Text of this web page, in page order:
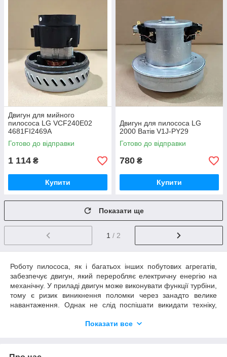
Двигун для мийного
пилососа LG VCF240E02
4681FI2469A
Готово до відправки
1 114 ₴
Купити
Двигун для пилососа LG
2000 Ватів V1J-PY29
Готово до відправки
780 ₴
Купити
Показати ще
1 / 2
Роботу пилососа, як і багатьох інших побутових агрегатів,
забезпечує двигун, який переробляє електричну енергію на
механічну. У приладі двигун може виконувати функції турбіни,
тому є ризик виникнення поломки через занадто велике
навантаження. Однак не слід поспішати викидати техніку,
мотора до пилососа LG, то можна за цілком прийнятні
Показати все